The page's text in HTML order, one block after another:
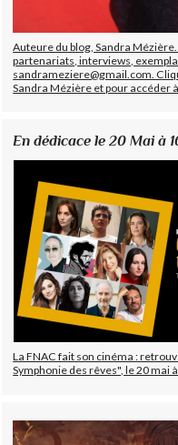
Auteure du blog, Sandra
partenariats, interviews,
sandrameziere@gmail.com.
Sandra Mézière et pour accéder
En dédicace le 20 Mai à
La FNAC fait son cinéma :
Symphonie des rêves", le 20 mai